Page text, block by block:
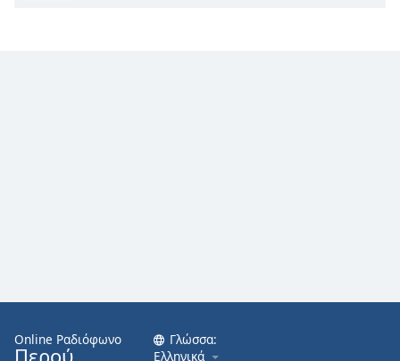
Online Ραδιόφωνο
Περού
Γλώσσα:
Ελληνικά